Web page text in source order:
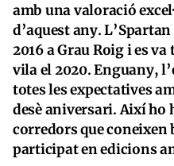
amb una valoració
d’aquest any.
2016 a Grau Roig i es
vila el 2020. Enguany,
totes les expectatives
desè aniversari. Així ho
corredors que coneixen
participat en edicions